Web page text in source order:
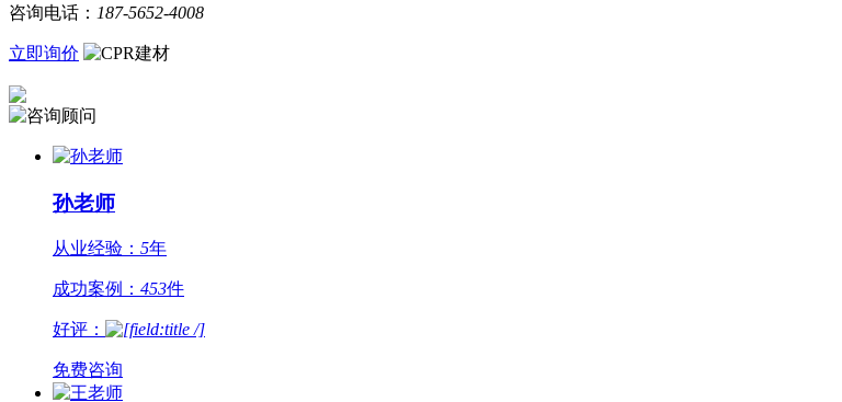
咨询电话： 187-5652-4008
立即询价
孙老师
从业经验： 5年
成功案例： 453件
好评：
免费咨询